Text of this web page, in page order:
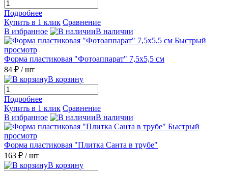
Подробнее
Купить в 1 клик Сравнение
В избранное
В наличии
Быстрый
просмотр
Форма пластиковая "Фотоаппарат" 7,5х5,5 см
84 ₽ / шт
В корзину
Подробнее
Купить в 1 клик Сравнение
В избранное
В наличии
Быстрый
просмотр
Форма пластиковая "Плитка Санта в трубе"
163 ₽ / шт
В корзину